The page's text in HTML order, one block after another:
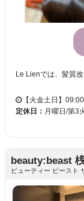
【火金土日】
定休日： 月曜日/第3
beauty:beast
ビューティー ビースト